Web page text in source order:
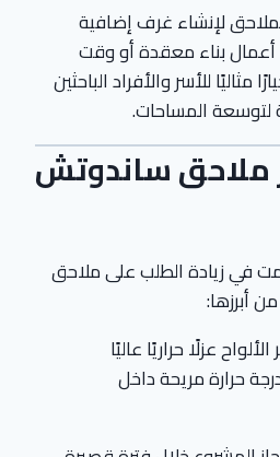
لإنشاء غرف إضافية
بناء معقدة أو وقت
للأسر والأفراد الباحثين
المساحات.
ملاحق ساندوتش
في زيادة الطلب على ملاحق
أبرزها:
عزلًا حراريًا عاليًا
حرارة مريحة داخل